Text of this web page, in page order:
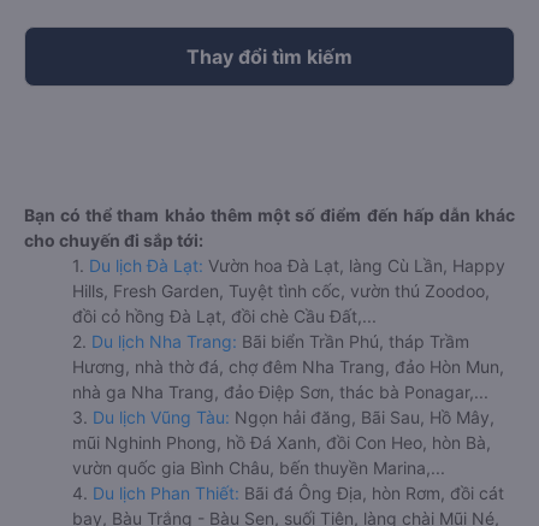
Thay đổi tìm kiếm
Bạn có thể tham khảo thêm một số điểm đến hấp dẫn khác
cho chuyến đi sắp tới:
1. Du lịch Đà Lạt: Vườn hoa Đà Lạt, làng Cù Lần, Happy
Hills, Fresh Garden, Tuyệt tình cốc, vườn thú Zoodoo,
đồi cỏ hồng Đà Lạt, đồi chè Cầu Đất,...
2. Du lịch Nha Trang: Bãi biển Trần Phú, tháp Trầm
Hương, nhà thờ đá, chợ đêm Nha Trang, đảo Hòn Mun,
nhà ga Nha Trang, đảo Điệp Sơn, thác bà Ponagar,...
3. Du lịch Vũng Tàu: Ngọn hải đăng, Bãi Sau, Hồ Mây,
mũi Nghinh Phong, hồ Đá Xanh, đồi Con Heo, hòn Bà,
vườn quốc gia Bình Châu, bến thuyền Marina,...
4. Du lịch Phan Thiết: Bãi đá Ông Địa, hòn Rơm, đồi cát
bay, Bàu Trắng - Bàu Sen, suối Tiên, làng chài Mũi Né,